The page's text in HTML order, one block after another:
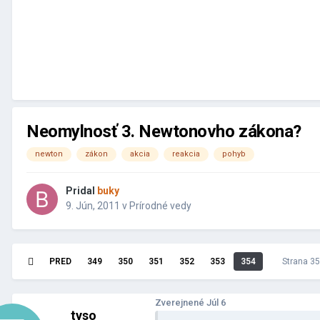
Neomylnosť 3. Newtonovho zákona?
newton zákon akcia reakcia pohyb
Pridal
buky
9. Jún, 2011 v Prírodné vedy
PRED 349 350 351 352 353 354 Strana
tyso
Zverejnené Júl 6